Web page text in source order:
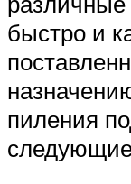
быстро и
пиления